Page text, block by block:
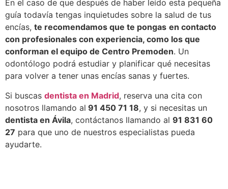
En el caso de que después de haber leído esta pequeña
guía todavía tengas inquietudes sobre la salud de tus
encías, te recomendamos que te pongas en contacto
con profesionales con experiencia, como los que
conforman el equipo de Centro Premoden. Un
odontólogo podrá estudiar y planificar qué necesitas
para volver a tener unas encías sanas y fuertes.
Si buscas dentista en Madrid, reserva una cita con
nosotros llamando al 91 450 71 18, y si necesitas un
dentista en Ávila, contáctanos llamando al 91 831 60
27 para que uno de nuestros especialistas pueda
ayudarte.